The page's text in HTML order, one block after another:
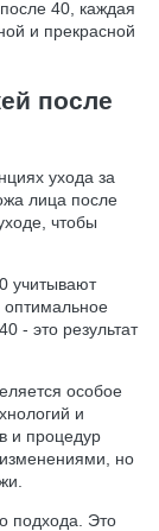
40, каждая
и прекрасной
после
ухода за
лица после
чтобы
учитывают
оптимальное
- это результат
особое
и
и процедур
но
подхода. Это